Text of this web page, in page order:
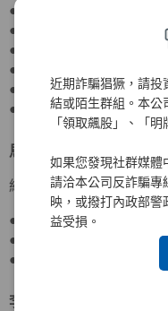
近期詐騙猖獗，請投
結或陌生群組。本公
「領取飆股」、「明
如果您發現社群媒體
請洽本公司反詐騙
映，或撥打內政部
益受損。
● 元大銀行董事
● 元大期貨董事長
● 期貨交易所董事、監察
● 寶來證券董事
● 國際票券金融董事
● 國票金控董事
馬瑞辰
經歷
● 達盛資產管理董事
● 台灣農林董事
● 元大京華證券董事、監
李岳蒼 日本東洋大